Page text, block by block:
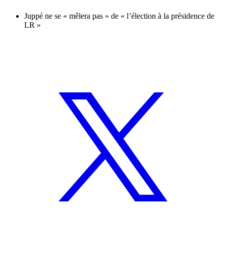
Juppé ne se « mêlera pas » de « l’élection à la présidence de
LR »